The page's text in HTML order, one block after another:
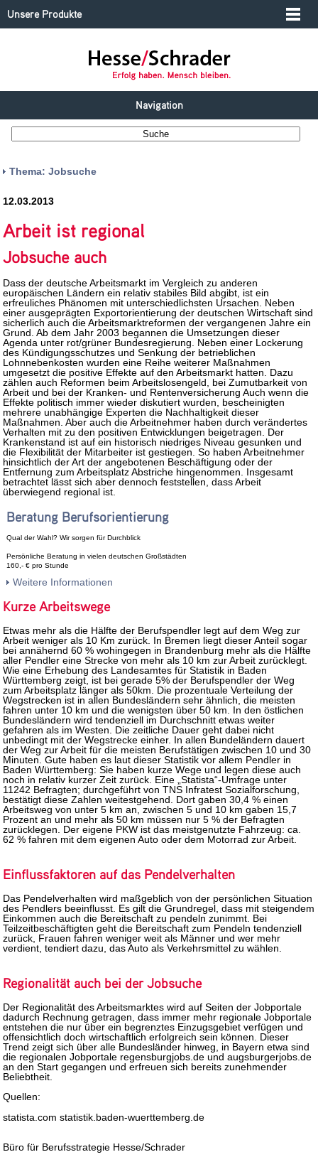
Unsere Produkte
Navigation
Thema: Jobsuche
12.03.2013
Arbeit ist regional
Jobsuche auch
Dass der deutsche Arbeitsmarkt im Vergleich zu anderen
europäischen Ländern ein relativ stabiles Bild abgibt, ist ein
erfreuliches Phänomen mit unterschiedlichsten Ursachen. Neben
einer ausgeprägten Exportorientierung der deutschen Wirtschaft sind
sicherlich auch die Arbeitsmarktreformen der vergangenen Jahre ein
Grund. Ab dem Jahr 2003 begannen die Umsetzungen dieser
Agenda unter rot/grüner Bundesregierung. Neben einer Lockerung
des Kündigungsschutzes und Senkung der betrieblichen
Lohnnebenkosten wurden eine Reihe weiterer Maßnahmen
umgesetzt die positive Effekte auf den Arbeitsmarkt hatten. Dazu
zählen auch Reformen beim Arbeitslosengeld, bei Zumutbarkeit von
Arbeit und bei der Kranken- und Rentenversicherung Auch wenn die
Effekte politisch immer wieder diskutiert wurden, bescheinigten
mehrere unabhängige Experten die Nachhaltigkeit dieser
Maßnahmen. Aber auch die Arbeitnehmer haben durch verändertes
Verhalten mit zu den positiven Entwicklungen beigetragen. Der
Krankenstand ist auf ein historisch niedriges Niveau gesunken und
die Flexibilität der Mitarbeiter ist gestiegen. So haben Arbeitnehmer
hinsichtlich der Art der angebotenen Beschäftigung oder der
Entfernung zum Arbeitsplatz Abstriche hingenommen. Insgesamt
betrachtet lässt sich aber dennoch feststellen, dass Arbeit
überwiegend regional ist.
Beratung Berufsorientierung
Qual der Wahl? Wir sorgen für Durchblick
Persönliche Beratung in vielen deutschen Großstädten
160,- € pro Stunde
Weitere Informationen
Kurze Arbeitswege
Etwas mehr als die Hälfte der Berufspendler legt auf dem Weg zur
Arbeit weniger als 10 Km zurück. In Bremen liegt dieser Anteil sogar
bei annähernd 60 % wohingegen in Brandenburg mehr als die Hälfte
aller Pendler eine Strecke von mehr als 10 km zur Arbeit zurücklegt.
Wie eine Erhebung des Landesamtes für Statistik in Baden
Württemberg zeigt, ist bei gerade 5% der Berufspendler der Weg
zum Arbeitsplatz länger als 50km. Die prozentuale Verteilung der
Wegstrecken ist in allen Bundesländern sehr ähnlich, die meisten
fahren unter 10 km und die wenigsten über 50 km. In den östlichen
Bundesländern wird tendenziell im Durchschnitt etwas weiter
gefahren als im Westen. Die zeitliche Dauer geht dabei nicht
unbedingt mit der Wegstrecke einher. In allen Bundeländern dauert
der Weg zur Arbeit für die meisten Berufstätigen zwischen 10 und 30
Minuten. Gute haben es laut dieser Statistik vor allem Pendler in
Baden Württemberg: Sie haben kurze Wege und legen diese auch
noch in relativ kurzer Zeit zurück. Eine „Statista“-Umfrage unter
11242 Befragten; durchgeführt von TNS Infratest Sozialforschung,
bestätigt diese Zahlen weitestgehend. Dort gaben 30,4 % einen
Arbeitsweg von unter 5 km an, zwischen 5 und 10 km gaben 15,7
Prozent an und mehr als 50 km müssen nur 5 % der Befragten
zurücklegen. Der eigene PKW ist das meistgenutzte Fahrzeug: ca.
62 % fahren mit dem eigenen Auto oder dem Motorrad zur Arbeit.
Einflussfaktoren auf das Pendelverhalten
Das Pendelverhalten wird maßgeblich von der persönlichen Situation
des Pendlers beeinflusst. Es gilt die Grundregel, dass mit steigendem
Einkommen auch die Bereitschaft zu pendeln zunimmt. Bei
Teilzeitbeschäftigten geht die Bereitschaft zum Pendeln tendenziell
zurück, Frauen fahren weniger weit als Männer und wer mehr
verdient, tendiert dazu, das Auto als Verkehrsmittel zu wählen.
Regionalität auch bei der Jobsuche
Der Regionalität des Arbeitsmarktes wird auf Seiten der Jobportale
dadurch Rechnung getragen, dass immer mehr regionale Jobportale
entstehen die nur über ein begrenztes Einzugsgebiet verfügen und
offensichtlich doch wirtschaftlich erfolgreich sein können. Dieser
Trend zeigt sich über alle Bundesländer hinweg, in Bayern etwa sind
die regionalen Jobportale regensburgjobs.de und augsburgerjobs.de
an den Start gegangen und erfreuen sich bereits zunehmender
Beliebtheit.
Quellen:
statista.com statistik.baden-wuerttemberg.de
Büro für Berufsstrategie Hesse/Schrader